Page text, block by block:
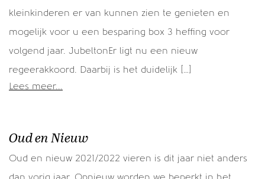
kleinkinderen er van kunnen zien te genieten en
mogelijk voor u een besparing box 3 heffing voor
volgend jaar. JubeltonEr ligt nu een nieuw
regeerakkoord. Daarbij is het duidelijk […]
Lees meer...
Oud en Nieuw
Oud en nieuw 2021/2022 vieren is dit jaar niet anders